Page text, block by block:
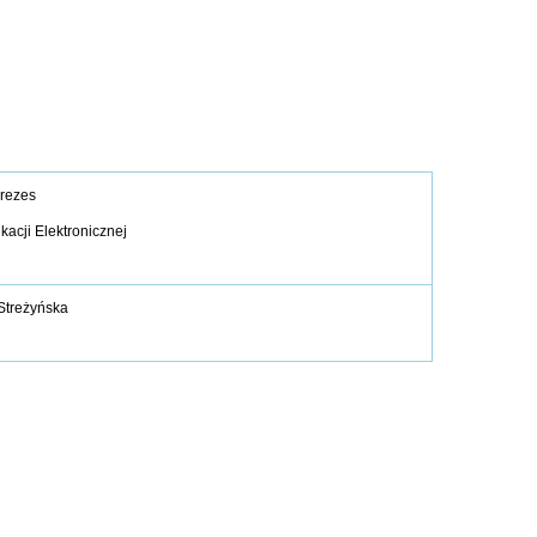
Elektronicznej